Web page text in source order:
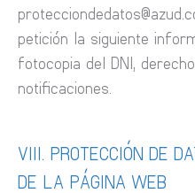
petición la siguiente
fotocopia del DNI,
notificaciones.
VIII. PROTECCIÓN DE
DE LA PÁGINA WEB